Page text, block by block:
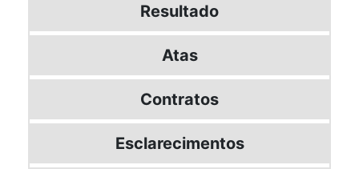
Resultado
Atas
Contratos
Esclarecimentos